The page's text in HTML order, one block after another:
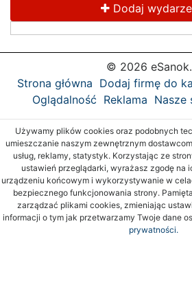
Dodaj
© 2026
Strona główna Dodaj firmę do
Oglądalność Reklama Nasze
Używamy plików cookies oraz podobnych
umieszczanie naszym zewnętrznym
usług, reklamy, statystyk. Korzystając ze
ustawień przeglądarki, wyrażasz zgodę na
urządzeniu końcowym i wykorzystywanie w
bezpiecznego funkcjonowania strony.
zarządzać plikami cookies, zmieniając
informacji o tym jak przetwarzamy Twoje dane
prywatności.